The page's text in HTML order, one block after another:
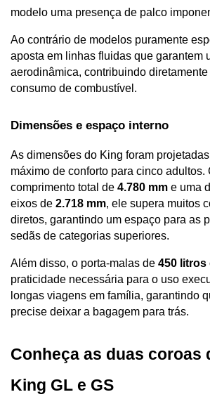
modelo uma presença de palco
Ao contrário de modelos puramente
aposta em linhas fluidas que garantem
aerodinâmica, contribuindo
consumo de combustível.
Dimensões e espaço interno
As dimensões do King foram
máximo de conforto para cinco adultos.
comprimento total de 4.780 mm e uma
eixos de 2.718 mm, ele supera muitos
diretos, garantindo um espaço para as
sedãs de categorias superiores.
Além disso, o porta-malas de 450 litros
praticidade necessária para o uso
longas viagens em família, garantindo
precise deixar a bagagem para trás.
Conheça as duas coroas
King GL e GS